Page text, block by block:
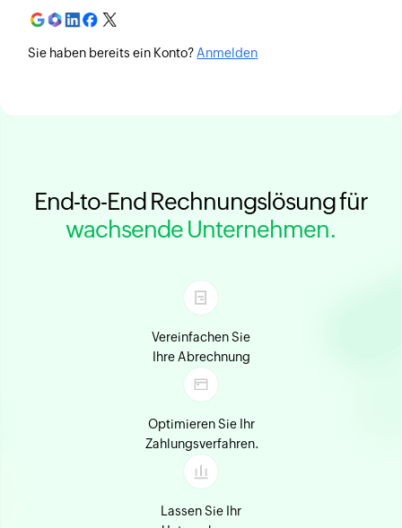
End-to-End Rechnungslösung für
wachsende Unternehmen.
Vereinfachen Sie
Ihre Abrechnung
Optimieren Sie Ihr
Zahlungsverfahren.
Lassen Sie Ihr
Sie haben bereits ein Konto?Anmelden